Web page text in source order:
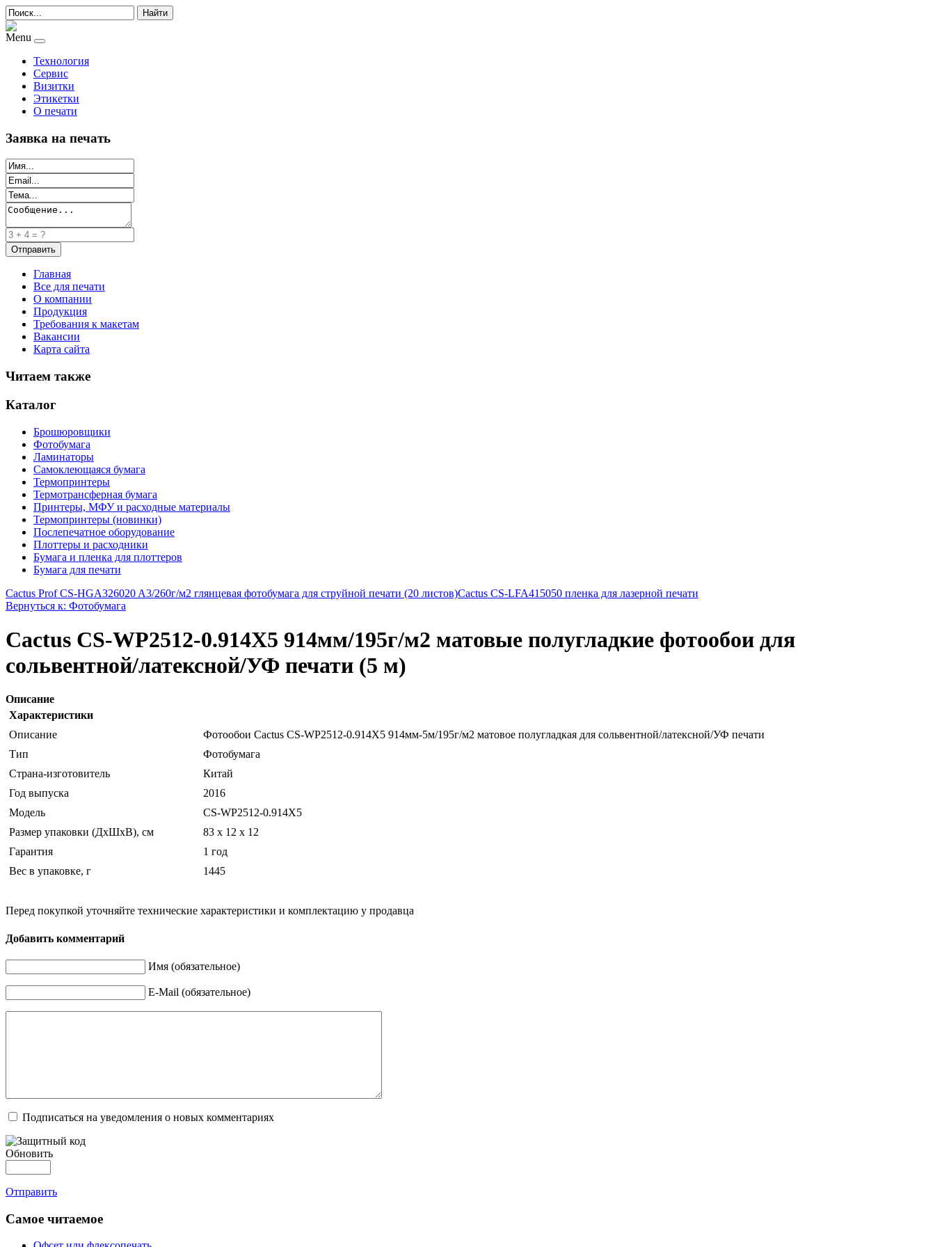
Найти
Menu
Технология
Сервис
Визитки
Этикетки
О печати
Заявка на печать
Главная
Все для печати
О компании
Продукция
Требования к макетам
Вакансии
Карта сайта
Читаем также
Каталог
Брошюровщики
Фотобумага
Ламинаторы
Самоклеющаяся бумага
Термопринтеры
Термотрансферная бумага
Принтеры, МФУ и расходные материалы
Термопринтеры (новинки)
Послепечатное оборудование
Плоттеры и расходники
Бумага и пленка для плоттеров
Бумага для печати
Cactus Prof CS-HGA326020 A3/260г/м2 глянцевая фотобумага для струйной печати (20 листов)Cactus CS-LFA415050 пленка для лазерной печати
Вернуться к: Фотобумага
Cactus CS-WP2512-0.914X5 914мм/195г/м2 матовые полугладкие фотообои для
сольвентной/латексной/УФ печати (5 м)
Описание
Характеристики
Описание
Фотообои Cactus CS-WP2512-0.914X5 914мм-5м/195г/м2 матовое полугладкая для сольвентной/латексной/УФ печати
Тип
Фотобумага
Страна-изготовитель
Китай
Год выпуска
2016
Модель
CS-WP2512-0.914X5
Размер упаковки (ДхШхВ), см
83 x 12 x 12
Гарантия
1 год
Вес в упаковке, г
1445
Перед покупкой уточняйте технические характеристики и комплектацию у продавца
Добавить комментарий
Имя (обязательное)
E-Mail (обязательное)
Подписаться на уведомления о новых комментариях
Обновить
Отправить
Самое читаемое